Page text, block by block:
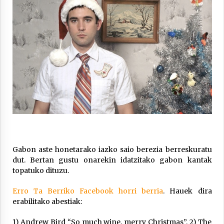
Arrosa sareko IX. topaketak!
2021/10/13
Azaroak 6 Iurretan Arrosa sarearen
IX. topaketak
2021/10/04
Segura irratian Arrosaren 20 urteez
2021/07/16
Gabon aste honetarako iazko saio berezia berreskuratu
dut. Bertan gustu onarekin idatzitako gabon kantak
topatuko dituzu.
Erro Ta Berriko Facebook horri berria. Hauek dira
erabilitako abestiak:
1) Andrew Bird “So much wine, merry Christmas”, 2) The